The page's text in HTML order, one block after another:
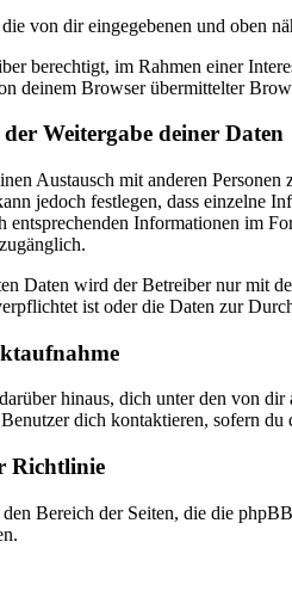
von dir eingegebenen und oben
berechtigt, im Rahmen einer
deinem Browser übermittelter
Weitergabe deiner Daten
Austausch mit anderen
jedoch festlegen, dass einzelne
entsprechenden Informationen im
Daten wird der Betreiber nur mit
ist oder die Daten zur
hinaus, dich unter den von
dich kontaktieren, sofern
Richtlinie
Bereich der Seiten, die die